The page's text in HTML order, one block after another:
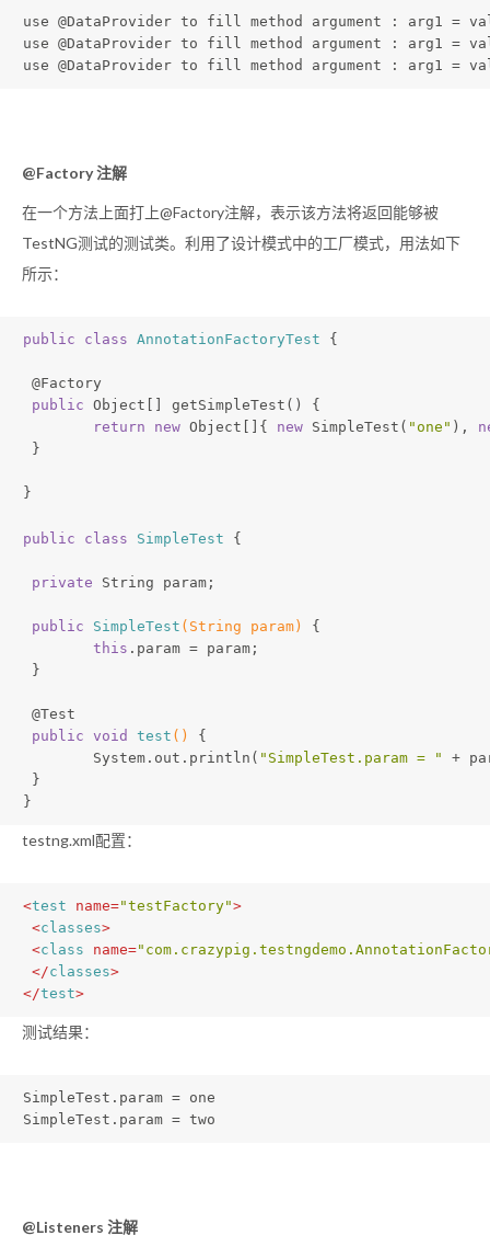
use @DataProvider to fill method argument : arg1 =
use @DataProvider to fill method argument : arg1 =
use @DataProvider to fill method argument : arg1 =
@Factory 注解
在一个方法上面打上@Factory注解，表示该方法将返回能够被
TestNG测试的测试类。利用了设计模式中的工厂模式，用法如下
所示：
public class AnnotationFactoryTest {
@Factory
public Object[] getSimpleTest() {
return
new Object[]{ new SimpleTest( "one" ),
}
}
public class SimpleTest {
private String param;
public SimpleTest (String param)
{
this .param = param;
}
@Test
public void test ()
{
System.out.println( "SimpleTest.param = "
+
}
}
testng.xml配置：
<test name="testFactory">
<classes>
<class name=
</classes>
</test>
测试结果：
SimpleTest.param = one
SimpleTest.param = two
@Listeners 注解